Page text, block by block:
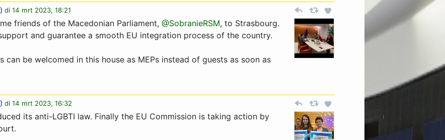
) di 14 mrt 2023, 18:21
friends of the Macedonian Parliament, @SobranieRSM, to Strasbourg.
and guarantee a smooth EU integration process of the country.
can be welcomed in this house as MEPs instead of guests as soon as
) di 14 mrt 2023, 16:32
its anti-LGBTI law. Finally the EU Commission is taking action by